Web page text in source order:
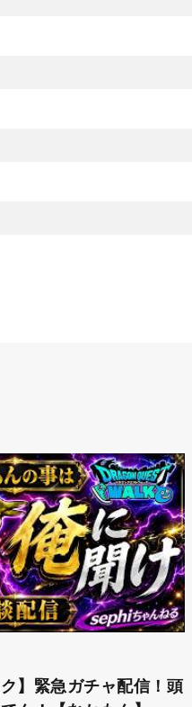
】緊急ガチャ配信！頭